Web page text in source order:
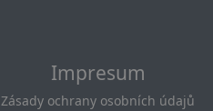
Impresum
Zásady ochrany osobních údajů